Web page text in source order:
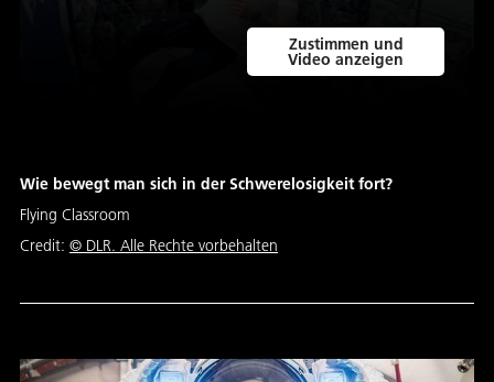
Zustimmen und
Video anzeigen
Wie bewegt man sich in der Schwerelosigkeit fort?
Flying Classroom
Credit: © DLR. Alle Rechte vorbehalten